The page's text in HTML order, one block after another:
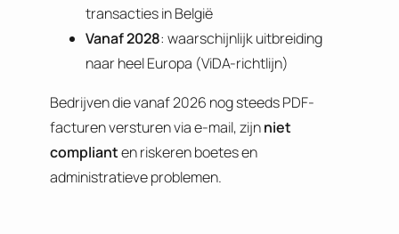
transacties in België
Vanaf 2028: waarschijnlijk uitbreiding
naar heel Europa (ViDA-richtlijn)
Bedrijven die vanaf 2026 nog steeds PDF-
facturen versturen via e-mail, zijnniet
complianten riskeren boetes en
administratieve problemen.